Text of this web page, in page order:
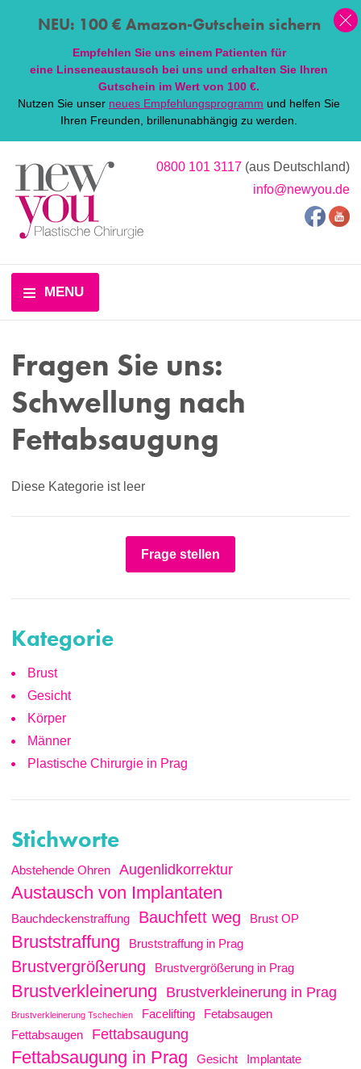
NEU: 100 € Amazon-Gutschein sichern
Empfehlen Sie uns einem Patienten für
eine Linseneaustausch bei uns und erhalten Sie Ihren
Gutschein im Wert von 100 €.
Nutzen Sie unser neues Empfehlungsprogramm und helfen Sie
Ihren Freunden, brillenunabhängig zu werden.
0800 101 3117 (aus Deutschland)
info@newyou.de
MENU
Fragen Sie uns:
Schwellung nach
Fettabsaugung
Diese Kategorie ist leer
Frage stellen
Kategorie
Brust
Gesicht
Körper
Männer
Plastische Chirurgie in Prag
Stichworte
Abstehende Ohren Augenlidkorrektur
Austausch von Implantaten
Bauchdeckenstraffung Bauchfett weg Brust OP
Bruststraffung Bruststraffung in Prag
Brustvergrößerung Brustvergrößerung in Prag
Brustverkleinerung Brustverkleinerung in Prag
Brustverkleinerung Tschechien Facelifting
Fetabsaugen
Fettabsaugen
Fettabsaugung
Fettabsaugung in Prag Gesicht
Implantate